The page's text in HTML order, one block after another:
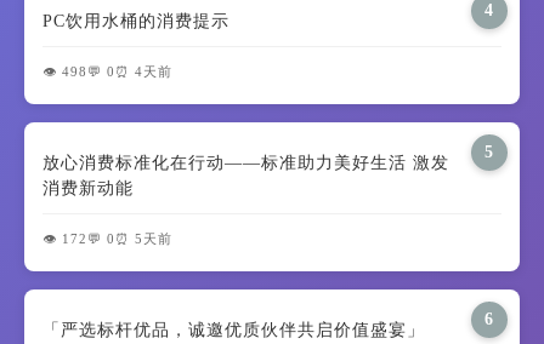
4
PC饮用水桶的消费提示
👁️ 498 💬 0 ⏰ 4天前
5
放心消费标准化在行动——标准助力美好生活 激发
消费新动能
👁️ 172 💬 0 ⏰ 5天前
6
「严选标杆优品，诚邀优质伙伴共启价值盛宴」